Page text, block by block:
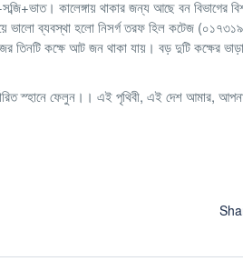
কালেঙ্গায় থাকার জন্য আছে বন বিভাগের
ভালো ব্যবস্থা হলো নিসর্গ তরফ হিল কটেজ
তিনটি কক্ষে আট জন থাকা যায়। বড় দুটি কক্ষের
স্হানে ফেলুন।। এই পৃথিবী, এই দেশ আমার,